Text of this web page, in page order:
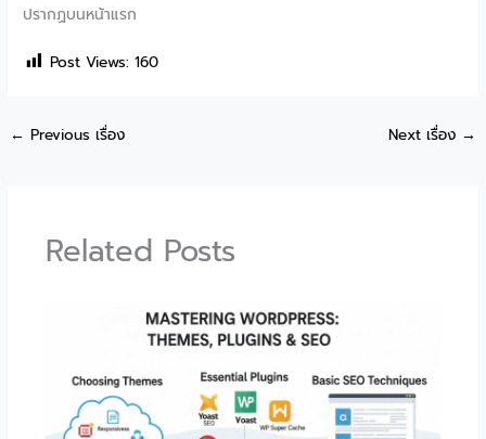
ปรากฏบนหน้าแรก
Post Views: 160
← Previous เรื่อง Next เรื่อง →
Related Posts